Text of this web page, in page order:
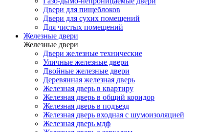
Двери для пищеблоков
Двери для сухих помещений
Для чистых помещений
Железные двери
Железные двери
Двери железные технические
Уличные железные двери
Двойные железные двери
Деревянная железная дверь
Железная дверь в квартиру
Железная дверь в общий коридор
Железная дверь в подъезд
Железная дверь входная с шумоизоляцией
Железная дверь мдф